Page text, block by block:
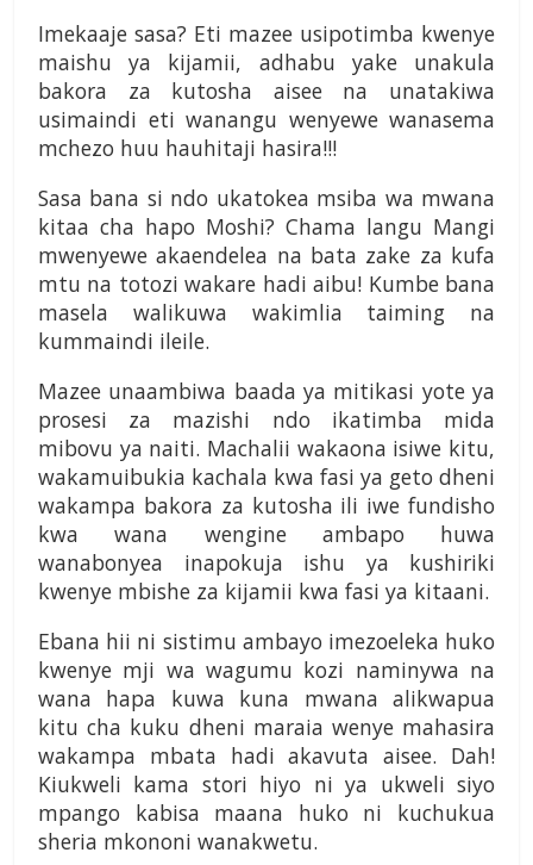
Imekaaje sasa? Eti mazee usipotimba kwenye
maishu ya kijamii, adhabu yake unakula
bakora za kutosha aisee na unatakiwa
usimaindi eti wanangu wenyewe wanasema
mchezo huu hauhitaji hasira!!!
Sasa bana si ndo ukatokea msiba wa mwana
kitaa cha hapo Moshi? Chama langu Mangi
mwenyewe akaendelea na bata zake za kufa
mtu na totozi wakare hadi aibu! Kumbe bana
masela walikuwa wakimlia taiming na
kummaindi ileile.
Mazee unaambiwa baada ya mitikasi yote ya
prosesi za mazishi ndo ikatimba mida
mibovu ya naiti. Machalii wakaona isiwe kitu,
wakamuibukia kachala kwa fasi ya geto dheni
wakampa bakora za kutosha ili iwe fundisho
kwa wana wengine ambapo huwa
wanabonyea inapokuja ishu ya kushiriki
kwenye mbishe za kijamii kwa fasi ya kitaani.
Ebana hii ni sistimu ambayo imezoeleka huko
kwenye mji wa wagumu kozi naminywa na
wana hapa kuwa kuna mwana alikwapua
kitu cha kuku dheni maraia wenye mahasira
wakampa mbata hadi akavuta aisee. Dah!
Kiukweli kama stori hiyo ni ya ukweli siyo
mpango kabisa maana huko ni kuchukua
sheria mkononi wanakwetu.